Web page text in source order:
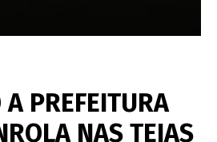
PREFEITURA
NAS TEIAS